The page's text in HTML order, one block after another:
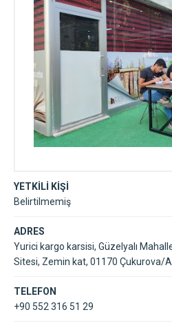
YETKİLİ KİŞİ
Belirtilmemiş
ADRES
Yurici kargo karsisi, Güzelyalı
Sitesi, Zemin kat, 01170 Çukurova/
TELEFON
+90 552 316 51 29